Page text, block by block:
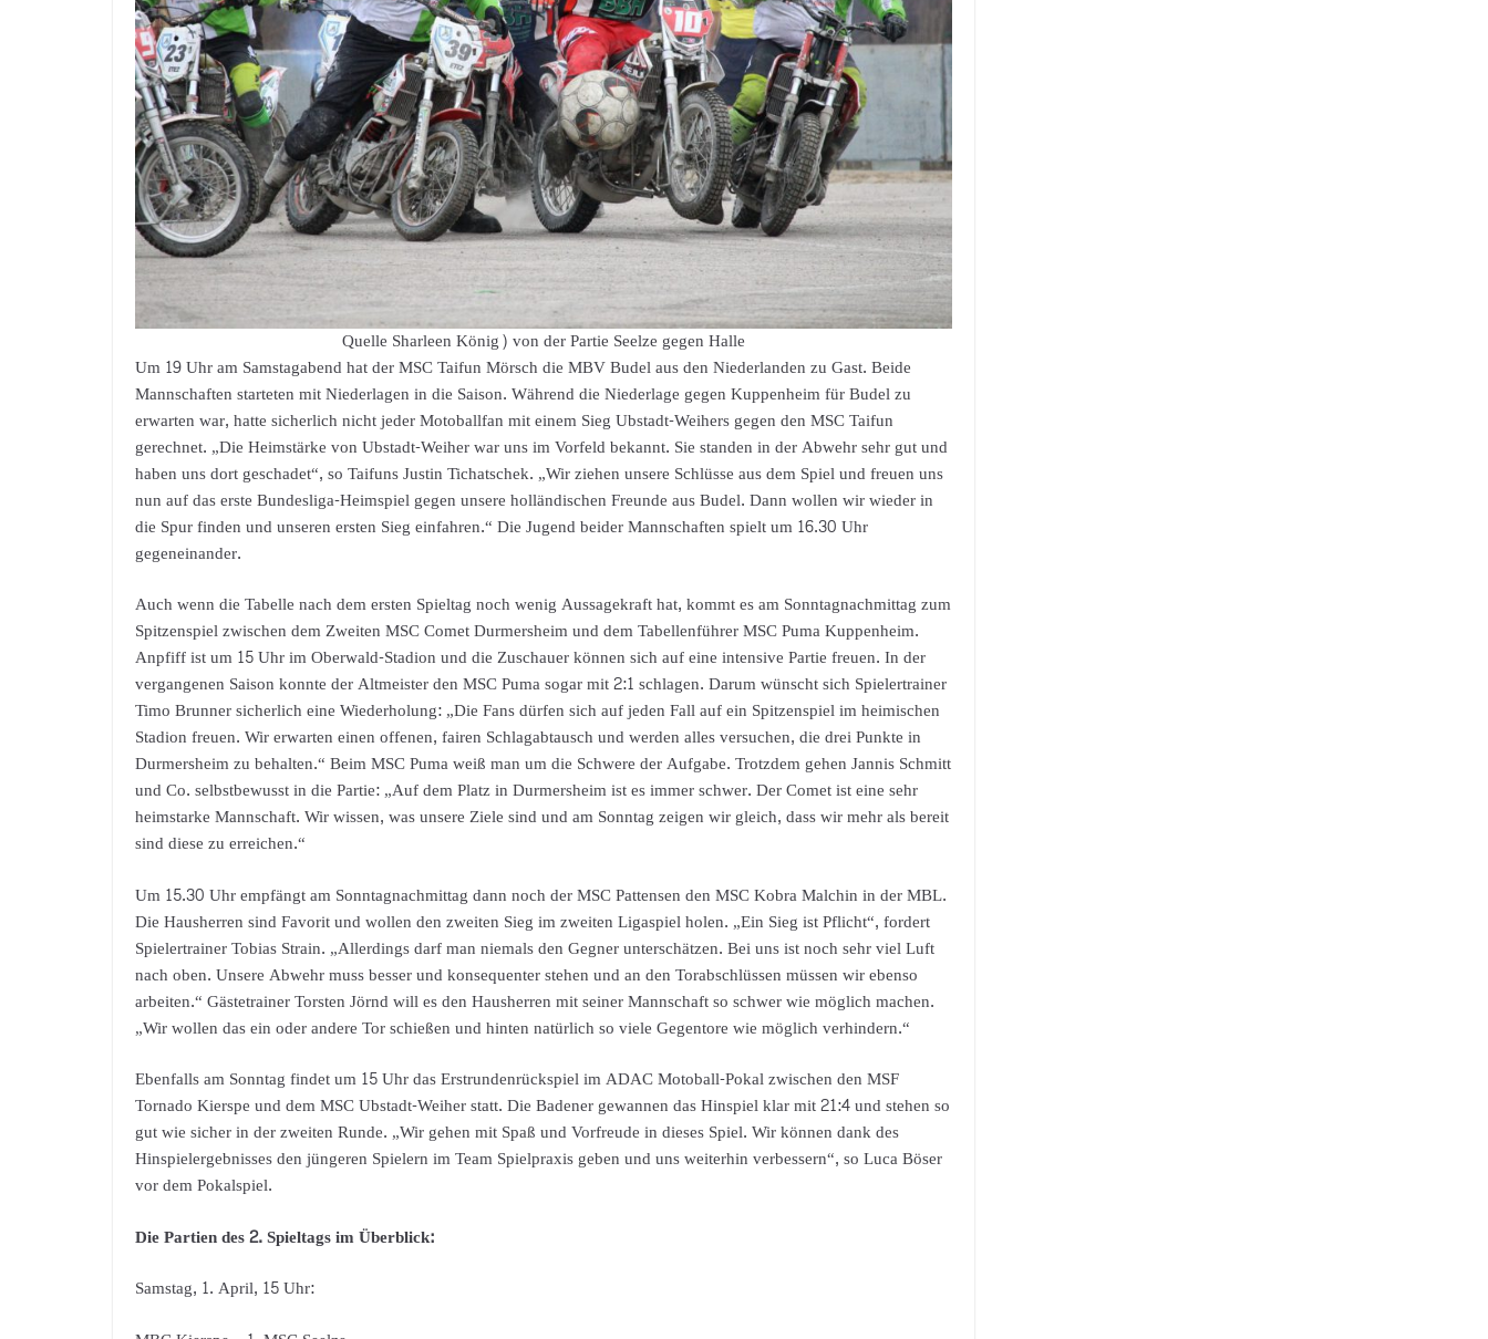
Quelle Sharleen König) von der Partie Seelze gegen Halle
Um 19 Uhr am Samstagabend hat der MSC Taifun Mörsch die MBV Budel aus den Niederlanden zu Gast. Beide
Mannschaften starteten mit Niederlagen in die Saison. Während die Niederlage gegen Kuppenheim für Budel zu
erwarten war, hatte sicherlich nicht jeder Motoballfan mit einem Sieg Ubstadt-Weihers gegen den MSC Taifun
gerechnet. „Die Heimstärke von Ubstadt-Weiher war uns im Vorfeld bekannt. Sie standen in der Abwehr sehr gut und
haben uns dort geschadet“, so Taifuns Justin Tichatschek. „Wir ziehen unsere Schlüsse aus dem Spiel und freuen uns
nun auf das erste Bundesliga-Heimspiel gegen unsere holländischen Freunde aus Budel. Dann wollen wir wieder in
die Spur finden und unseren ersten Sieg einfahren.“ Die Jugend beider Mannschaften spielt um 16.30 Uhr
gegeneinander.
Auch wenn die Tabelle nach dem ersten Spieltag noch wenig Aussagekraft hat, kommt es am Sonntagnachmittag zum
Spitzenspiel zwischen dem Zweiten MSC Comet Durmersheim und dem Tabellenführer MSC Puma Kuppenheim.
Anpfiff ist um 15 Uhr im Oberwald-Stadion und die Zuschauer können sich auf eine intensive Partie freuen. In der
vergangenen Saison konnte der Altmeister den MSC Puma sogar mit 2:1 schlagen. Darum wünscht sich Spielertrainer
Timo Brunner sicherlich eine Wiederholung: „Die Fans dürfen sich auf jeden Fall auf ein Spitzenspiel im heimischen
Stadion freuen. Wir erwarten einen offenen, fairen Schlagabtausch und werden alles versuchen, die drei Punkte in
Durmersheim zu behalten.“ Beim MSC Puma weiß man um die Schwere der Aufgabe. Trotzdem gehen Jannis Schmitt
und Co. selbstbewusst in die Partie: „Auf dem Platz in Durmersheim ist es immer schwer. Der Comet ist eine sehr
heimstarke Mannschaft. Wir wissen, was unsere Ziele sind und am Sonntag zeigen wir gleich, dass wir mehr als bereit
sind diese zu erreichen.“
Um 15.30 Uhr empfängt am Sonntagnachmittag dann noch der MSC Pattensen den MSC Kobra Malchin in der MBL.
Die Hausherren sind Favorit und wollen den zweiten Sieg im zweiten Ligaspiel holen. „Ein Sieg ist Pflicht“, fordert
Spielertrainer Tobias Strain. „Allerdings darf man niemals den Gegner unterschätzen. Bei uns ist noch sehr viel Luft
nach oben. Unsere Abwehr muss besser und konsequenter stehen und an den Torabschlüssen müssen wir ebenso
arbeiten.“ Gästetrainer Torsten Jörnd will es den Hausherren mit seiner Mannschaft so schwer wie möglich machen.
„Wir wollen das ein oder andere Tor schießen und hinten natürlich so viele Gegentore wie möglich verhindern.“
Ebenfalls am Sonntag findet um 15 Uhr das Erstrundenrückspiel im ADAC Motoball-Pokal zwischen den MSF
Tornado Kierspe und dem MSC Ubstadt-Weiher statt. Die Badener gewannen das Hinspiel klar mit 21:4 und stehen so
gut wie sicher in der zweiten Runde. „Wir gehen mit Spaß und Vorfreude in dieses Spiel. Wir können dank des
Hinspielergebnisses den jüngeren Spielern im Team Spielpraxis geben und uns weiterhin verbessern“, so Luca Böser
vor dem Pokalspiel.
Die Partien des 2. Spieltags im Überblick:
Samstag, 1. April, 15 Uhr: